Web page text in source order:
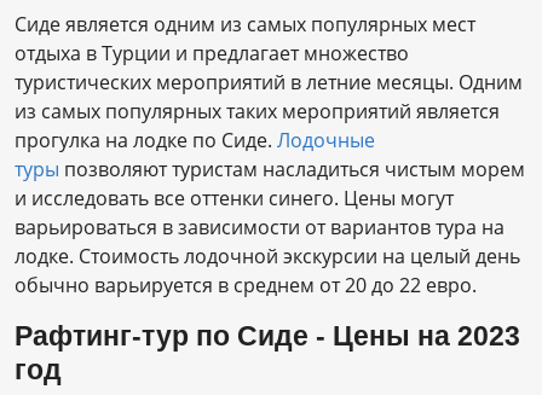
Сиде является одним из самых популярных мест
отдыха в Турции и предлагает множество
туристических мероприятий в летние месяцы. Одним
из самых популярных таких мероприятий является
прогулка на лодке по Сиде. Лодочные
туры позволяют туристам насладиться чистым морем
и исследовать все оттенки синего. Цены могут
варьироваться в зависимости от вариантов тура на
лодке. Стоимость лодочной экскурсии на целый день
обычно варьируется в среднем от 20 до 22 евро.
Рафтинг-тур по Сиде - Цены на 2023
год